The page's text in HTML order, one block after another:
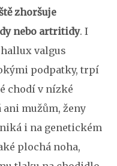
zhoršuje
nebo artritidy. I
valgus
podpatky, trpí
chodí v nízké
ani mužům, ženy
i na genetickém
plochá noha,